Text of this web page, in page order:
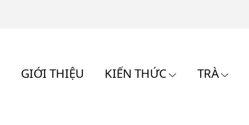
GIỚI THIỆU KIẾN THỨC TRÀ